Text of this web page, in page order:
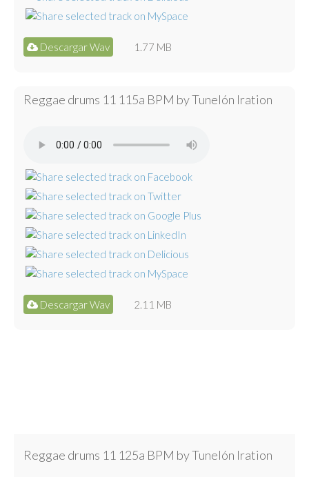
Descargar Wav 1.77 MB
Reggae drums 11 115a BPM by Tunelón Iration
Descargar Wav 2.11 MB
Reggae drums 11 125a BPM by Tunelón Iration